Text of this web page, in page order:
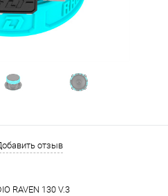
отзыв
RAVEN 130 V.3